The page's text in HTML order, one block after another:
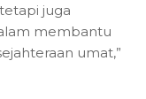
juga
membantu
umat,”